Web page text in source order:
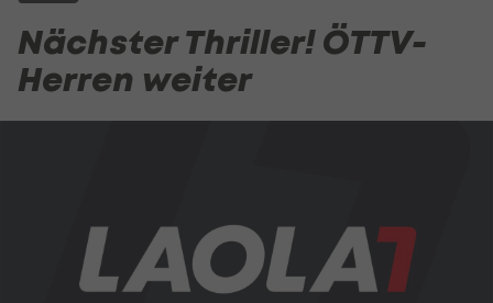
Nächster Thriller! ÖTTV-
Herren weiter